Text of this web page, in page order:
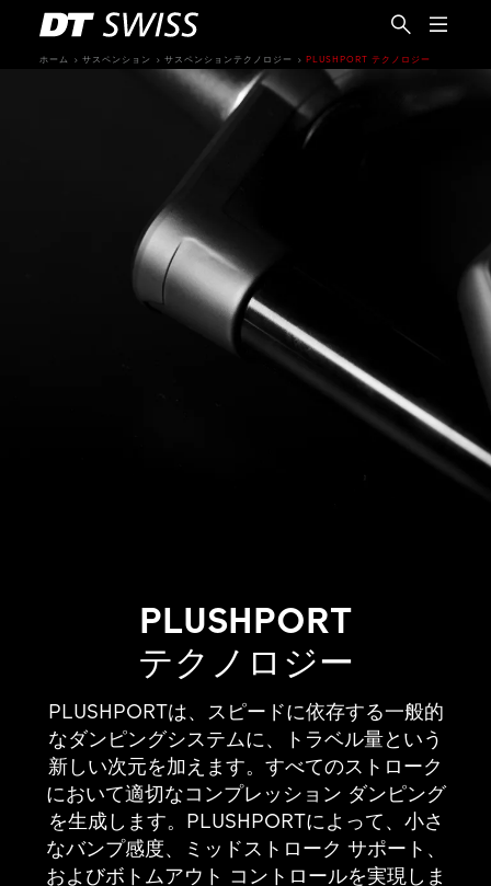
ホーム サスペンション サスペンションテクノロジー PLUSHPORT テクノロジー
PLUSHPORT
テクノロジー
PLUSHPORTは、スピードに依存する一般的
なダンピングシステムに、トラベル量という
新しい次元を加えます。すべてのストローク
において適切なコンプレッション ダンピング
を生成します。PLUSHPORTによって、小さ
なバンプ感度、ミッドストローク サポート、
およびボトムアウト コントロールを実現しま